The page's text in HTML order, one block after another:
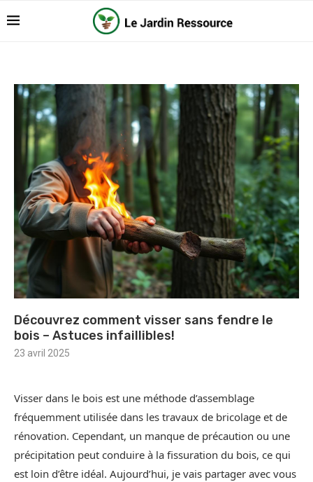
Découvrez comment visser sans fendre le
bois – Astuces infaillibles!
23 avril 2025
Visser dans le bois est une méthode d’assemblage
fréquemment utilisée dans les travaux de bricolage et de
rénovation. Cependant, un manque de précaution ou une
précipitation peut conduire à la fissuration du bois, ce qui
est loin d’être idéal. Aujourd’hui, je vais partager avec vous